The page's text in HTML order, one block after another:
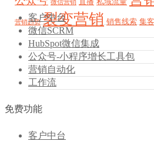
微信营销
营销趋势 裂变营销 销售线索 集
客户中台
微信SCRM
HubSpot微信集成
公众号-小程序增长工具包
营销自动化
工作流
免费功能
客户中台